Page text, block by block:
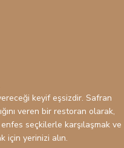
keyif eşsizdir. Safran
veren bir restoran olarak,
seçkilerle karşılaşmak ve
için yerinizi alın.